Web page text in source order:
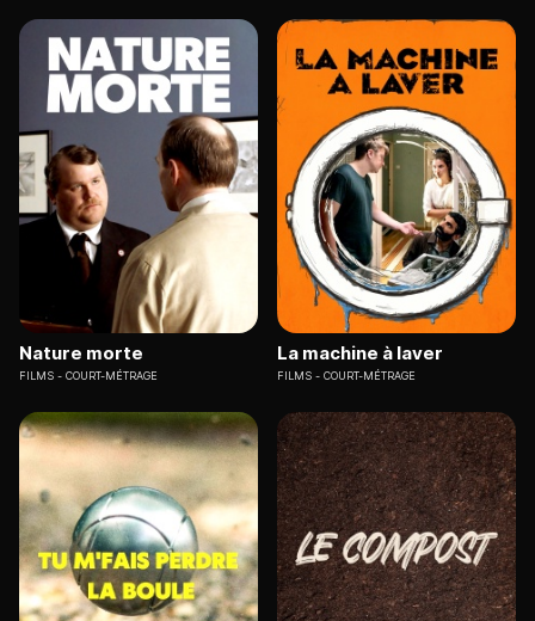
Nature morte
FILMS COURT-MÉTRAGE
La machine à laver
FILMS COURT-MÉTRAGE